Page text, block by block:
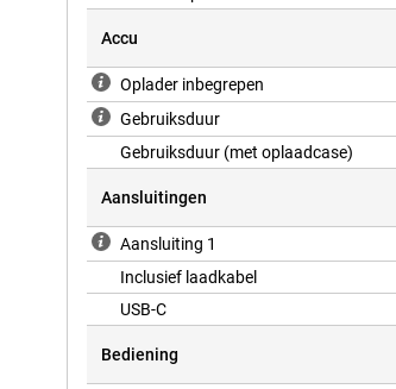
Accu
Oplader inbegrepen
Gebruiksduur
Gebruiksduur (met oplaadcase)
Aansluitingen
Aansluiting 1
Inclusief laadkabel
USB-C
Bediening